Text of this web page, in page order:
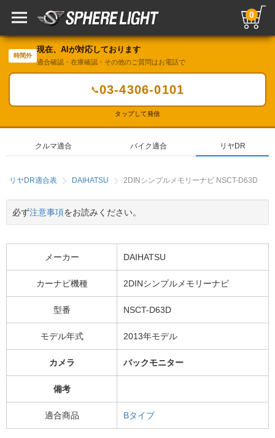
0
時間外
現在、AIが対応しております
適合確認・在庫確認・その他のご質問はお電話で
📞03-4306-0101
タップして発信
クルマ適合 バイク適合 リヤDR
リヤDR適合表 DAIHATSU 2DINシンプルメモリーナビ NSCT-D63D
必ず注意事項をお読みください。
メーカー DAIHATSU
カーナビ機種 2DINシンプルメモリーナビ
型番 NSCT-D63D
モデル年式 2013年モデル
カメラ バックモニター
備考
適合商品 Bタイプ